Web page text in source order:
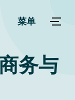
菜单
务与